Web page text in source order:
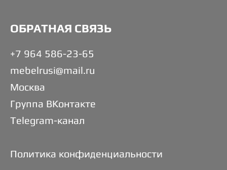
ОБРАТНАЯ СВЯЗЬ
+7 964 586-23-65
mebelrusi@mail.ru
Москва
Группа ВКонтакте
Telegram-канал
Политика конфиденциальности